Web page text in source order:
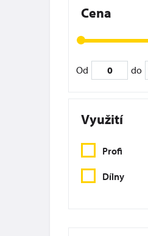
Cena
Od do
Využití
Profi
Dílny